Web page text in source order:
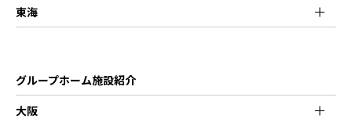
東海
グループホーム施設紹介
大阪